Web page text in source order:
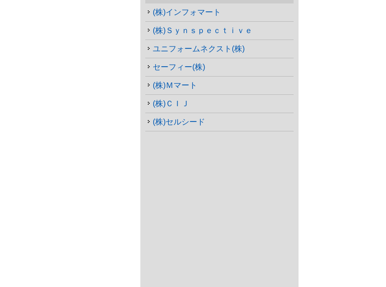
(株)インフォマート
(株)Ｓｙｎｓｐｅｃｔｉｖｅ
ユニフォームネクスト(株)
セーフィー(株)
(株)Ｍマート
(株)ＣＩＪ
(株)セルシード